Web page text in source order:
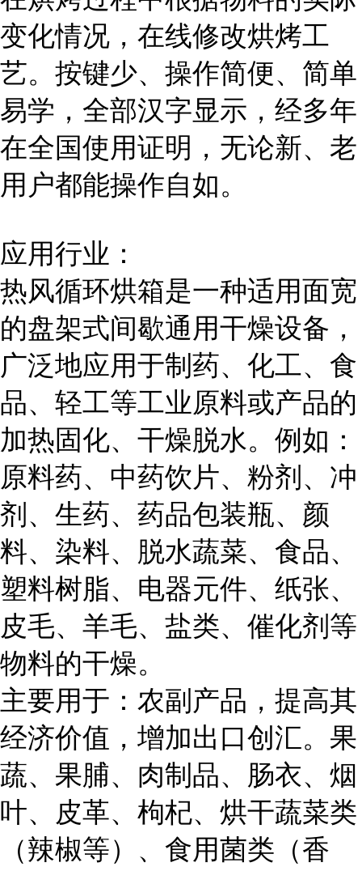
变化情况，在线修改烘烤工
艺。按键少、操作简便、简单
易学，全部汉字显示，经多年
在全国使用证明，无论新、老
用户都能操作自如。
应用行业：
热风循环烘箱是一种适用面宽
的盘架式间歇通用干燥设备，
广泛地应用于制药、化工、食
品、轻工等工业原料或产品的
加热固化、干燥脱水。例如：
原料药、中药饮片、粉剂、冲
剂、生药、药品包装瓶、颜
料、染料、脱水蔬菜、食品、
塑料树脂、电器元件、纸张、
皮毛、羊毛、盐类、催化剂等
物料的干燥。
主要用于：农副产品，提高其
经济价值，增加出口创汇。果
蔬、果脯、肉制品、肠衣、烟
叶、皮革、枸杞、烘干蔬菜类
（辣椒等）、食用菌类（香